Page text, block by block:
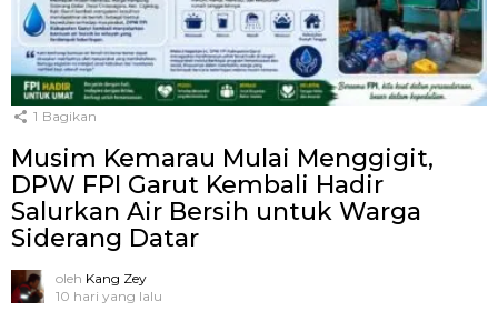
1 Bagikan
Musim Kemarau Mulai Menggigit,
DPW FPI Garut Kembali Hadir
Salurkan Air Bersih untuk Warga
Siderang Datar
oleh Kang Zey
10 hari yang lalu